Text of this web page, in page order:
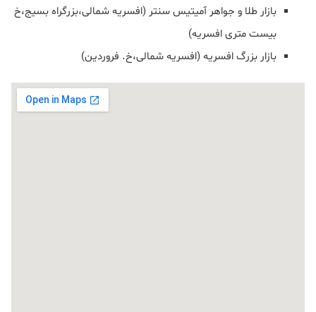
بازار طلا و جواهر آمیتیس سنتر (افسریه شمالی،بزرگراه بسیج،خ
بیست متری افسریه)
بازار بزرگ افسریه (افسریه شمالی،خ. فروردین)